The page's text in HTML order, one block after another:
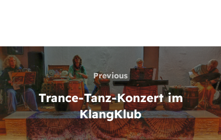
Beitragsnavigation
Previous
Previous
Trance-Tanz-Konzert im
KlangKlub